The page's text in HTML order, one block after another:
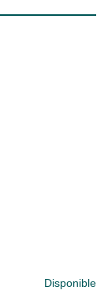
Disponible